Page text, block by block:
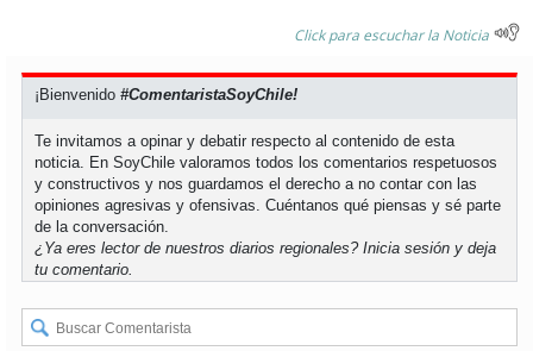
Click para escuchar la Noticia
¡Bienvenido#ComentaristaSoyChile!
Te invitamos a opinar y debatir respecto al contenido de esta
noticia. En SoyChile valoramos todos los comentarios respetuosos
y constructivos y nos guardamos el derecho a no contar con las
opiniones agresivas y ofensivas. Cuéntanos qué piensas y sé parte
de la conversación.
¿Ya eres lector de nuestros diarios regionales?Inicia sesión y deja
tu comentario.